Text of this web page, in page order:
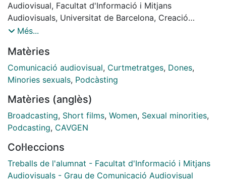
Audiovisual, Facultat d'Informació i Mitjans
Audiovisuals, Universitat de Barcelona, Creació
Radiofònica, Projecte CAVGEN i TRANSGELIT. Curs:
Nil Via.
Més...
Matèries
Comunicació audiovisual, Curtmetratges, Dones,
Minories sexuals, Podcàsting
Matèries (anglès)
Broadcasting, Short films, Women, Sexual minorities,
Podcasting, CAVGEN
Col·leccions
Treballs de l'alumnat - Facultat d'Informació i Mitjans
Audiovisuals - Grau de Comunicació Audiovisual